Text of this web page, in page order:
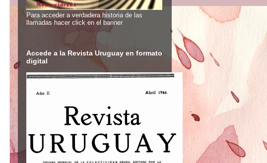
Para acceder a verdadera historia de las
llamadas hacer click en el banner
Accede a la Revista Uruguay en formato
digital